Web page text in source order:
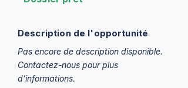
Description de l'opportunité
Pas encore de description disponible.
Contactez-nous pour plus
d’informations.